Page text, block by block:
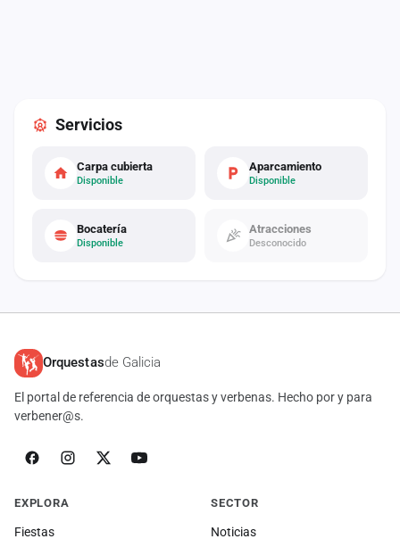
Servicios
Carpa cubierta
Disponible
Aparcamiento
Disponible
Bocatería
Disponible
Atracciones
Desconocido
Orquestasde Galicia
El portal de referencia de orquestas y verbenas. Hecho por y para
verbener@s.
EXPLORA
Fiestas
SECTOR
Noticias